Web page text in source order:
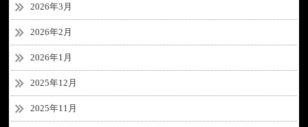
2026年3月
2026年2月
2026年1月
2025年12月
2025年11月